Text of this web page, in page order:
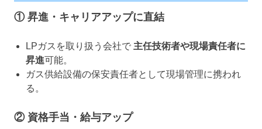
① 昇進・キャリアアップに直結
LPガスを取り扱う会社で 主任技術者や現場責任者に
昇進可能。
ガス供給設備の保安責任者として現場管理に携われ
る。
② 資格手当・給与アップ